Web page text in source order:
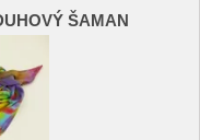
ŠAMAN